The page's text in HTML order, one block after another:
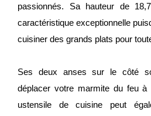
passionnés. Sa hauteur de
caractéristique exceptionnelle
cuisiner des grands plats pour
Ses deux anses sur le côté
déplacer votre marmite du feu
ustensile de cuisine peut